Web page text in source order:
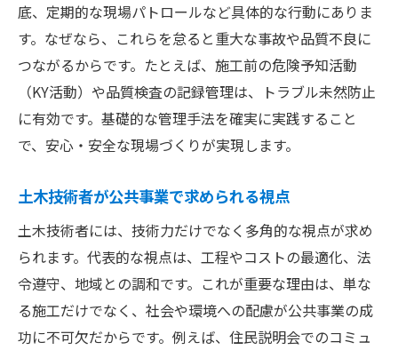
土木工事の標準仕様書を最大限活用する方
法
公共土木工事標準仕様書の基本と使い方
現場で役立つ土木工事標準仕様書の読み解
き方
土木管理における標準仕様書の重要ポイン
ト
土木技術者が知るべき仕様書の実務活用法
収益性比較でわかる建築と土木の魅力
建築と土木の収益性の違いと魅力を解説
土木分野で稼ぐための収益性比較のポイン
底、定期的な現場パトロールなど具体的な行動にありま
す。なぜなら、これらを怠ると重大な事故や品質不良に
つながるからです。たとえば、施工前の危険予知活動
（KY活動）や品質検査の記録管理は、トラブル未然防止
に有効です。基礎的な管理手法を確実に実践すること
で、安心・安全な現場づくりが実現します。
土木技術者が公共事業で求められる視点
土木技術者には、技術力だけでなく多角的な視点が求め
られます。代表的な視点は、工程やコストの最適化、法
令遵守、地域との調和です。これが重要な理由は、単な
る施工だけでなく、社会や環境への配慮が公共事業の成
功に不可欠だからです。例えば、住民説明会でのコミュ